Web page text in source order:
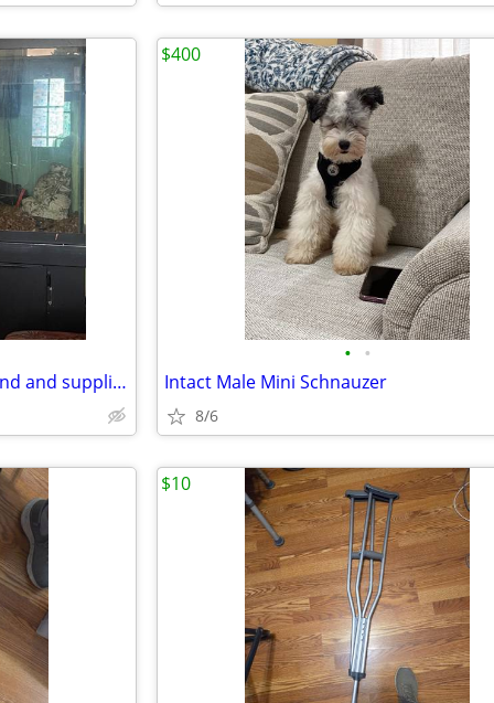
Aquarium 150 gallons were stand and supplies
• •
Intact Male Mini Schnauzer
8/6
$400
$10